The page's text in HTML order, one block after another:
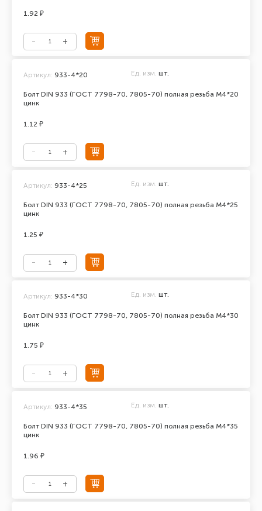
1.92 ₽
Болт DIN 933 (ГОСТ 7798-70, 7805-70) полная резьба М4*20
цинк
Артикул: 933-4*20 Ед. изм. шт.
1.12 ₽
Болт DIN 933 (ГОСТ 7798-70, 7805-70) полная резьба М4*25
цинк
Артикул: 933-4*25 Ед. изм. шт.
1.25 ₽
Болт DIN 933 (ГОСТ 7798-70, 7805-70) полная резьба М4*30
цинк
Артикул: 933-4*30 Ед. изм. шт.
1.75 ₽
Болт DIN 933 (ГОСТ 7798-70, 7805-70) полная резьба М4*35
цинк
Артикул: 933-4*35 Ед. изм. шт.
1.96 ₽